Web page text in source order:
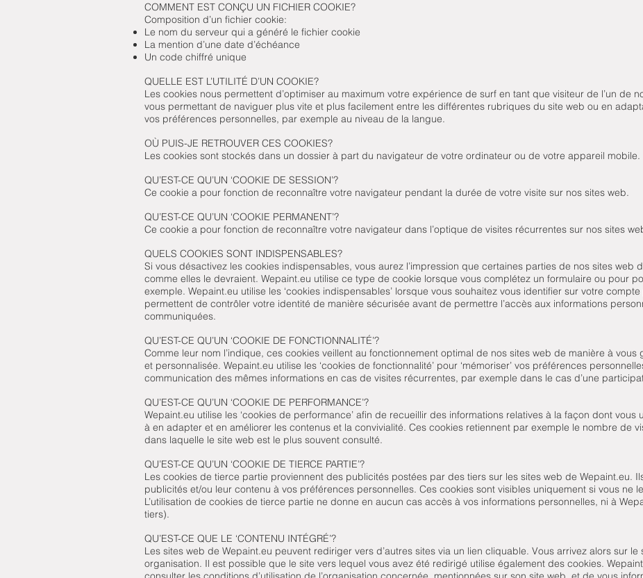
COMMENT EST CONÇU UN FICHIER COOKIE?
Composition d’un fichier cookie:
Le nom du serveur qui a généré le fichier cookie
La mention d’une date d’échéance
Un code chiffré unique
QUELLE EST L’UTILITÉ D’UN COOKIE?
Les cookies nous permettent d’optimiser au maximum votre expérience de surf en tant que visiteur de l’un de
vous permettant de naviguer plus vite et plus facilement entre les différentes rubriques du site web ou en
vos préférences personnelles, par exemple au niveau de la langue.
OÙ PUIS-JE RETROUVER CES COOKIES?
Les cookies sont stockés dans un dossier à part du navigateur de votre ordinateur ou de votre appareil mobile.
QU’EST-CE QU’UN ‘COOKIE DE SESSION’?
Ce cookie a pour fonction de reconnaître votre navigateur pendant la durée de votre visite sur nos sites web.
QU’EST-CE QU’UN ‘COOKIE PERMANENT’?
Ce cookie a pour fonction de reconnaître votre navigateur dans l’optique de visites récurrentes sur nos sites
QUELS COOKIES SONT INDISPENSABLES?
Si vous désactivez les cookies indispensables, vous aurez l’impression que certaines parties de nos sites web
comme elles le devraient. Wepaint.eu utilise ce type de cookie lorsque vous complétez un formulaire ou pour
exemple. Wepaint.eu utilise les ‘cookies indispensables’ lorsque vous souhaitez vous identifier sur votre
permettent de contrôler votre identité de manière sécurisée avant de permettre l’accès aux informations
communiquées.
QU’EST-CE QU’UN ‘COOKIE DE FONCTIONNALITÉ’?
Comme leur nom l’indique, ces cookies veillent au fonctionnement optimal de nos sites web de manière à
et personnalisée. Wepaint.eu utilise les ‘cookies de fonctionnalité’ pour ‘mémoriser’ vos préférences
communication des mêmes informations en cas de visites récurrentes, par exemple dans le cas d’une
QU’EST-CE QU’UN ‘COOKIE DE PERFORMANCE’?
Wepaint.eu utilise les ‘cookies de performance’ afin de recueillir des informations relatives à la façon dont vous
à en adapter et en améliorer les contenus et la convivialité. Ces cookies retiennent par exemple le nombre de
dans laquelle le site web est le plus souvent consulté.
QU’EST-CE QU’UN ‘COOKIE DE TIERCE PARTIE’?
Les cookies de tierce partie proviennent des publicités postées par des tiers sur les sites web de Wepaint.eu.
publicités et/ou leur contenu à vos préférences personnelles. Ces cookies sont visibles uniquement si vous ne
L’utilisation de cookies de tierce partie ne donne en aucun cas accès à vos informations personnelles, ni à
tiers).
QU’EST-CE QUE LE ‘CONTENU INTÉGRÉ’?
Les sites web de Wepaint.eu peuvent rediriger vers d’autres sites via un lien cliquable. Vous arrivez alors sur le
organisation. Il est possible que le site vers lequel vous avez été redirigé utilise également des cookies.